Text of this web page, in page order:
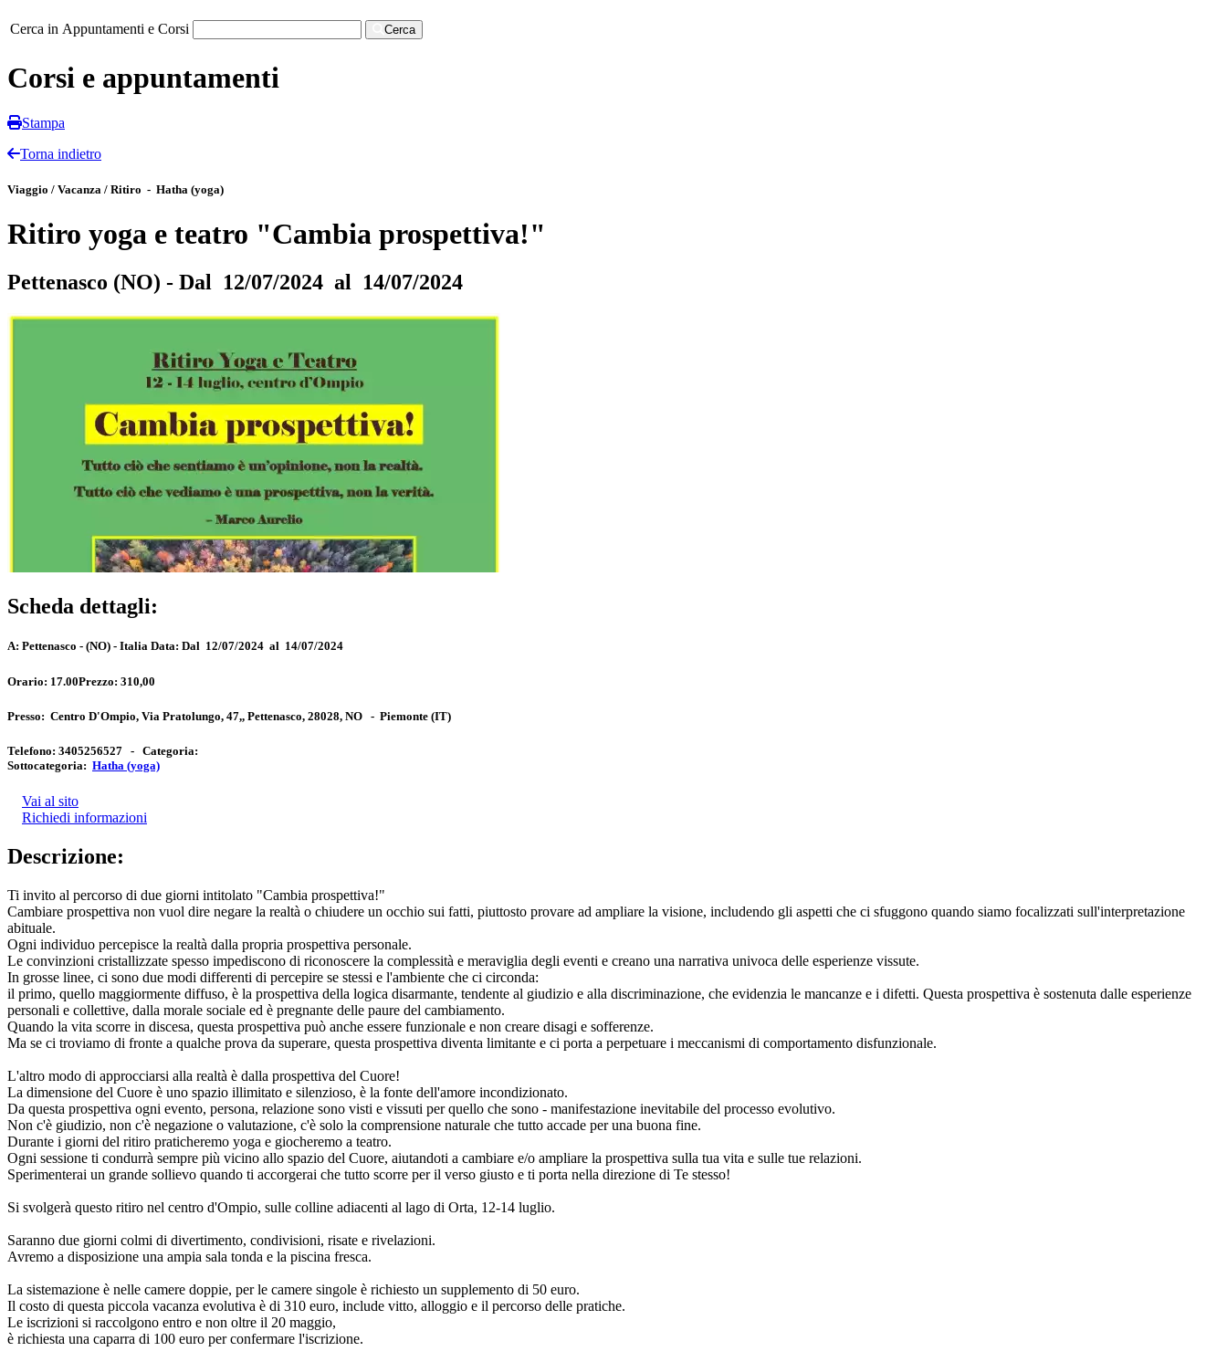
Cerca in Appuntamenti e Corsi Cerca
Corsi e appuntamenti
Stampa
Torna indietro
Viaggio / Vacanza / Ritiro - Hatha (yoga)
Ritiro yoga e teatro "Cambia prospettiva!"
Pettenasco (NO) - Dal 12/07/2024 al 14/07/2024
Scheda dettagli:
A: Pettenasco - (NO) - Italia Data: Dal 12/07/2024 al 14/07/2024
Orario: 17.00Prezzo: 310,00
Presso: Centro D'Ompio, Via Pratolungo, 47,, Pettenasco, 28028, NO - Piemonte (IT)
Telefono: 3405256527 - Categoria:
Sottocategoria: Hatha (yoga)
Vai al sito
Richiedi informazioni
Descrizione:
Ti invito al percorso di due giorni intitolato "Cambia prospettiva!"
Cambiare prospettiva non vuol dire negare la realtà o chiudere un occhio sui fatti, piuttosto provare ad ampliare la visione, includendo gli aspetti che ci sfuggono quando siamo focalizzati sull'interpretazione
abituale.
Ogni individuo percepisce la realtà dalla propria prospettiva personale.
Le convinzioni cristallizzate spesso impediscono di riconoscere la complessità e meraviglia degli eventi e creano una narrativa univoca delle esperienze vissute.
In grosse linee, ci sono due modi differenti di percepire se stessi e l'ambiente che ci circonda:
il primo, quello maggiormente diffuso, è la prospettiva della logica disarmante, tendente al giudizio e alla discriminazione, che evidenzia le mancanze e i difetti. Questa prospettiva è sostenuta dalle esperienze
personali e collettive, dalla morale sociale ed è pregnante delle paure del cambiamento.
Quando la vita scorre in discesa, questa prospettiva può anche essere funzionale e non creare disagi e sofferenze.
Ma se ci troviamo di fronte a qualche prova da superare, questa prospettiva diventa limitante e ci porta a perpetuare i meccanismi di comportamento disfunzionale.
L'altro modo di approcciarsi alla realtà è dalla prospettiva del Cuore!
La dimensione del Cuore è uno spazio illimitato e silenzioso, è la fonte dell'amore incondizionato.
Da questa prospettiva ogni evento, persona, relazione sono visti e vissuti per quello che sono - manifestazione inevitabile del processo evolutivo.
Non c'è giudizio, non c'è negazione o valutazione, c'è solo la comprensione naturale che tutto accade per una buona fine.
Durante i giorni del ritiro praticheremo yoga e giocheremo a teatro.
Ogni sessione ti condurrà sempre più vicino allo spazio del Cuore, aiutandoti a cambiare e/o ampliare la prospettiva sulla tua vita e sulle tue relazioni.
Sperimenterai un grande sollievo quando ti accorgerai che tutto scorre per il verso giusto e ti porta nella direzione di Te stesso!
Si svolgerà questo ritiro nel centro d'Ompio, sulle colline adiacenti al lago di Orta, 12-14 luglio.
Saranno due giorni colmi di divertimento, condivisioni, risate e rivelazioni.
Avremo a disposizione una ampia sala tonda e la piscina fresca.
La sistemazione è nelle camere doppie, per le camere singole è richiesto un supplemento di 50 euro.
Il costo di questa piccola vacanza evolutiva è di 310 euro, include vitto, alloggio e il percorso delle pratiche.
Le iscrizioni si raccolgono entro e non oltre il 20 maggio,
è richiesta una caparra di 100 euro per confermare l'iscrizione.